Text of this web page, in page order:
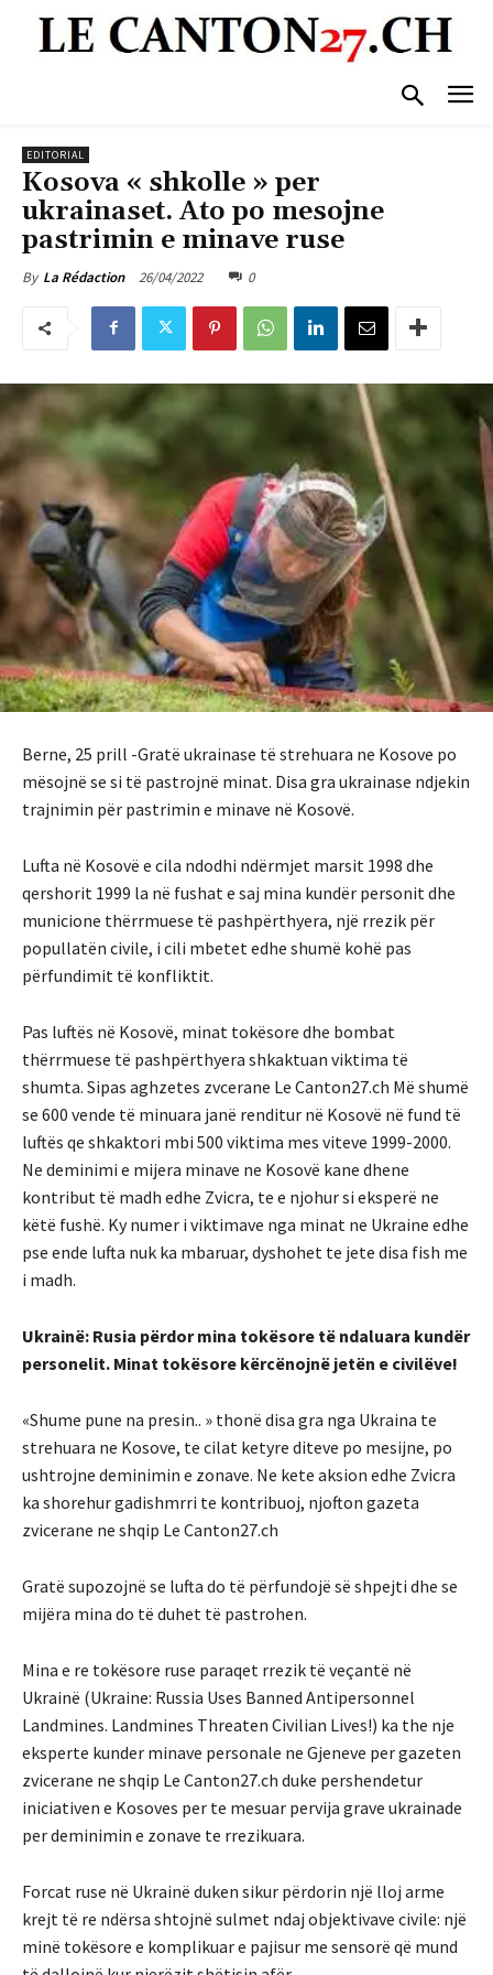
EDITORIAL
Kosova « shkolle » per
ukrainaset. Ato po mesojne
pastrimin e minave ruse
By La Rédaction 26/04/2022 0
Berne, 25 prill -Gratë ukrainase të strehuara ne Kosove po
mësojnë se si të pastrojnë minat. Disa gra ukrainase ndjekin
trajnimin për pastrimin e minave në Kosovë.
Lufta në Kosovë e cila ndodhi ndërmjet marsit 1998 dhe
qershorit 1999 la në fushat e saj mina kundër personit dhe
municione thërrmuese të pashpërthyera, një rrezik për
popullatën civile, i cili mbetet edhe shumë kohë pas
përfundimit të konfliktit.
Pas luftës në Kosovë, minat tokësore dhe bombat
thërrmuese të pashpërthyera shkaktuan viktima të
shumta. Sipas aghzetes zvcerane Le Canton27.ch Më shumë
se 600 vende të minuara janë renditur në Kosovë në fund të
luftës qe shkaktori mbi 500 viktima mes viteve 1999-2000.
Ne deminimi e mijera minave ne Kosovë kane dhene
kontribut të madh edhe Zvicra, te e njohur si eksperë ne
këtë fushë. Ky numer i viktimave nga minat ne Ukraine edhe
pse ende lufta nuk ka mbaruar, dyshohet te jete disa fish me
i madh.
Ukrainë: Rusia përdor mina tokësore të ndaluara kundër
personelit. Minat tokësore kërcënojnë jetën e civilëve!
«Shume pune na presin.. » thonë disa gra nga Ukraina te
strehuara ne Kosove, te cilat ketyre diteve po mesijne, po
ushtrojne deminimin e zonave. Ne kete aksion edhe Zvicra
ka shorehur gadishmrri te kontribuoj, njofton gazeta
zvicerane ne shqip Le Canton27.ch
Gratë supozojnë se lufta do të përfundojë së shpejti dhe se
mijëra mina do të duhet të pastrohen.
Mina e re tokësore ruse paraqet rrezik të veçantë në
Ukrainë (Ukraine: Russia Uses Banned Antipersonnel
Landmines. Landmines Threaten Civilian Lives!) ka the nje
eksperte kunder minave personale ne Gjeneve per gazeten
zvicerane ne shqip Le Canton27.ch duke pershendetur
iniciativen e Kosoves per te mesuar pervija grave ukrainade
per deminimin e zonave te rrezikuara.
Forcat ruse në Ukrainë duken sikur përdorin një lloj arme
krejt të re ndërsa shtojnë sulmet ndaj objektivave civile: një
minë tokësore e komplikuar e pajisur me sensorë që mund